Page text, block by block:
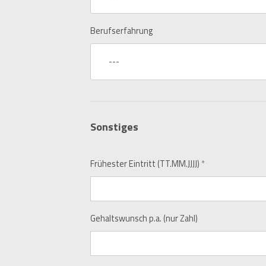
Berufserfahrung
---
Sonstiges
Frühester Eintritt (TT.MM.JJJJ) *
Gehaltswunsch p.a. (nur Zahl)